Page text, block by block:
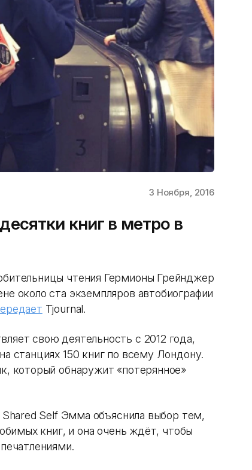
3 Ноября, 2016
книг в метро в
чтения Гермионы Грейнджер
около ста экземпляров автобиографии
Tjournal.
свою деятельность с 2012 года,
станциях 150 книг по всему Лондону.
который обнаружит «потерянное»
Shared Self Эмма объяснила выбор тем,
книг, и она очень ждёт, чтобы